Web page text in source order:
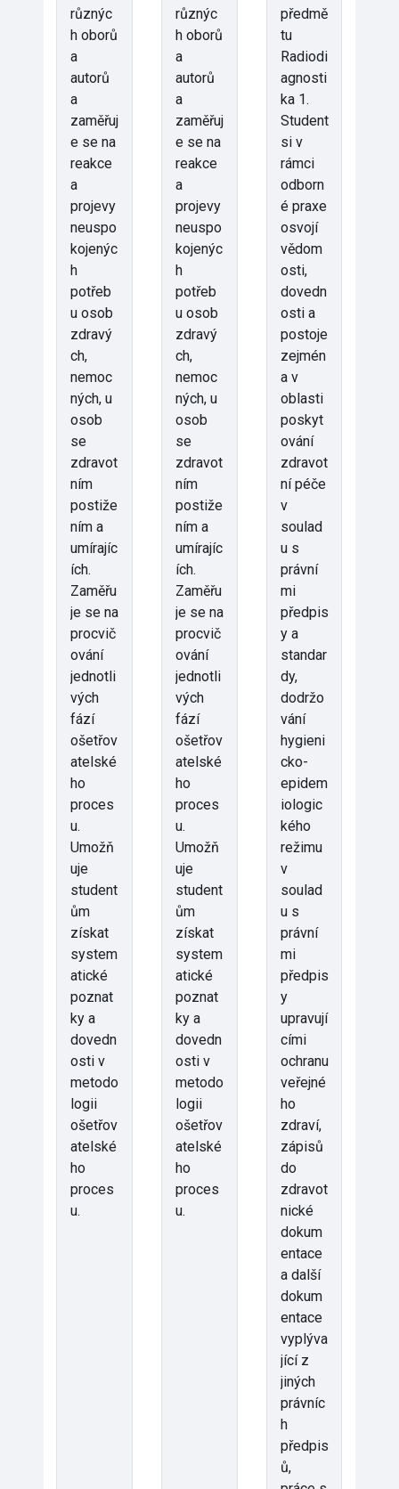
různýc
h oborů
a
autorů
a
zaměřuj
e se na
reakce
a
projevy
neuspo
kojenýc
h
potřeb
u osob
zdravý
ch,
nemoc
ných, u
osob
se
zdravot
ním
postiže
ním a
umírajíc
ích.
Zaměřu
je se na
procvič
ování
jednotli
vých
fází
ošetřov
atelské
ho
proces
u.
Umožň
uje
student
ům
získat
system
atické
poznat
ky a
dovedn
osti v
metodo
logii
ošetřov
atelské
ho
proces
u.
různýc
h oborů
a
autorů
a
zaměřuj
e se na
reakce
a
projevy
neuspo
kojenýc
h
potřeb
u osob
zdravý
ch,
nemoc
ných, u
osob
se
zdravot
ním
postiže
ním a
umírajíc
ích.
Zaměřu
je se na
procvič
ování
jednotli
vých
fází
ošetřov
atelské
ho
proces
u.
Umožň
uje
student
ům
získat
system
atické
poznat
ky a
dovedn
osti v
metodo
logii
ošetřov
atelské
ho
proces
u.
předmě
tu
Radiodi
agnosti
ka 1.
Student
si v
rámci
odborn
é praxe
osvojí
vědom
osti,
dovedn
osti a
postoje
zejmén
a v
oblasti
poskyt
ování
zdravot
ní péče
v
soulad
u s
právní
mi
předpis
y a
standar
dy,
dodržo
vání
hygieni
cko-
epidem
iologic
kého
režimu
v
soulad
u s
právní
mi
předpis
y
upravují
cími
ochranu
veřejné
ho
zdraví,
zápisů
do
zdravot
nické
dokum
entace
a další
dokum
entace
vyplýva
jící z
jiných
právníc
h
předpis
ů,